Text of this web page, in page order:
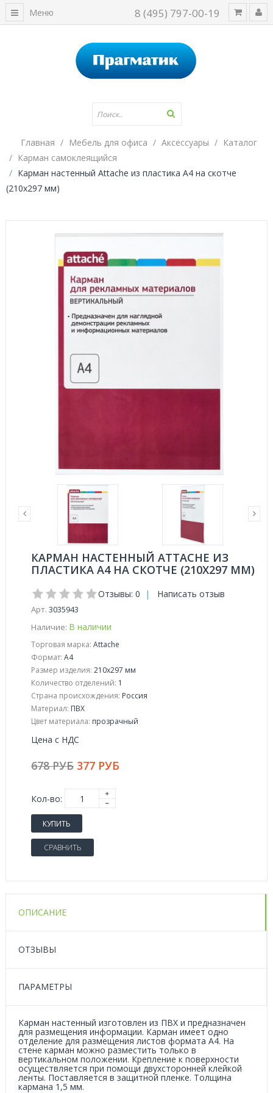
8 (495) 797-00-19
Меню
Главная Мебель для офиса Аксессуары
Каталог
Карман самоклеящийся
Карман настенный Attache из пластика А4 на скотче
(210x297 мм)
КАРМАН НАСТЕННЫЙ ATTACHE ИЗ
ПЛАСТИКА А4 НА СКОТЧЕ (210X297 ММ)
Отзывы: 0 | Написать отзыв
Арт. 3035943
Наличие: В наличии
Торговая марка: Attache
Формат: A4
Размер изделия: 210x297 мм
Количество отделений: 1
Страна происхождения: Россия
Материал: ПВХ
Цвет материала: прозрачный
Цена с НДС
678 РУБ 377 РУБ
Кол-во:
КУПИТЬ
СРАВНИТЬ
ОПИСАНИЕ
ОТЗЫВЫ
ПАРАМЕТРЫ
Карман настенный изготовлен из ПВХ и предназначен
для размещения информации. Карман имеет одно
отделение для размещения листов формата А4. На
стене карман можно разместить только в
вертикальном положении. Крепление к поверхности
осуществляется при помощи двухсторонней клейкой
ленты. Поставляется в защитной пленке. Толщина
кармана 1,5 мм.